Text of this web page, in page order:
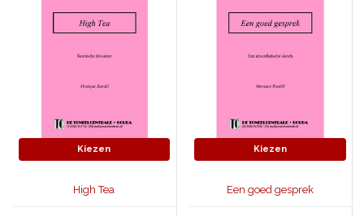
Kiezen
High Tea
Kiezen
Een goed gesprek